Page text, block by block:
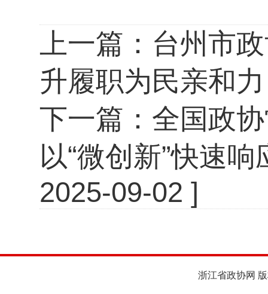
上一篇： 台州市
升履职为民亲和力
下一篇： 全国政
以“微创新”快速
2025-09-02 ]
浙江省政协网